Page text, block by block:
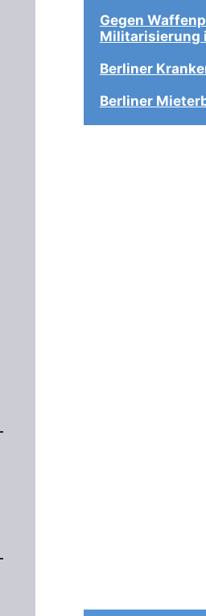
Gegen
Militarisierung
Berliner
Berliner